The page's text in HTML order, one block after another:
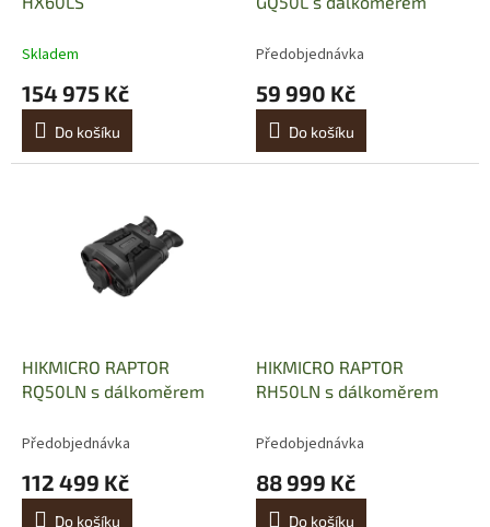
Skladem
154 975 Kč
Do košíku
Předobjednávka
59 990 Kč
Do košíku
HIKMICRO RAPTOR
RQ50LN s dálkoměrem
Předobjednávka
112 499 Kč
Do košíku
HIKMICRO RAPTOR
RH50LN s dálkoměrem
Předobjednávka
88 999 Kč
Do košíku